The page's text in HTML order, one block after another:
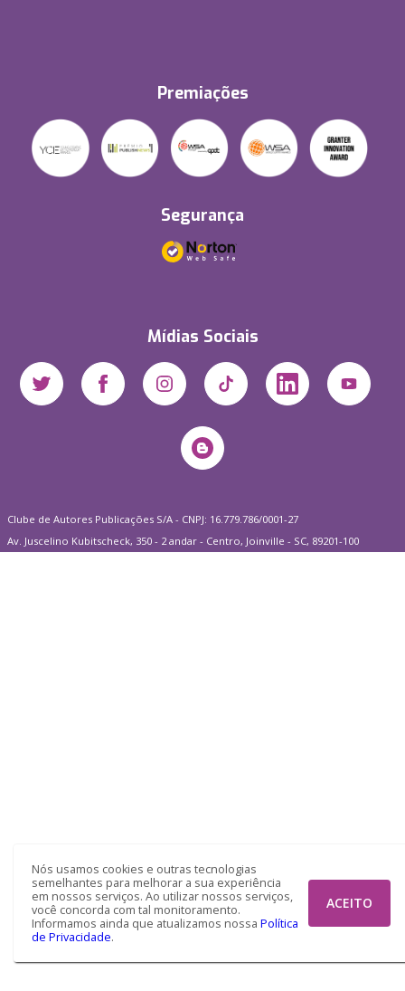
Nós usamos cookies e outras tecnologias
semelhantes para melhorar a sua experiência
em nossos serviços. Ao utilizar nossos serviços,
você concorda com tal monitoramento.
Informamos ainda que atualizamos nossa Política
de Privacidade.
ACEITO
Premiações
Segurança
Mídias Sociais
Clube de Autores Publicações S/A - CNPJ: 16.779.786/0001-27
Av. Juscelino Kubitscheck, 350 - 2 andar - Centro, Joinville - SC, 89201-100